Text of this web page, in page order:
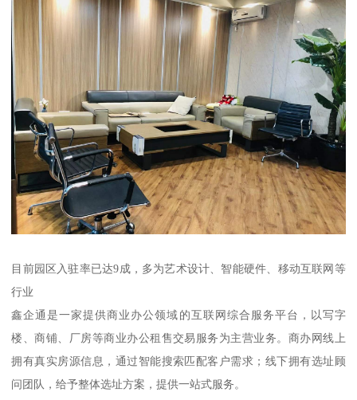
目前园区入驻率已达9成，多为艺术设计、智能硬件、移动互联网等
行业
鑫企通是一家提供商业办公领域的互联网综合服务平台，以写字
楼、商铺、厂房等商业办公租售交易服务为主营业务。商办网线上
拥有真实房源信息，通过智能搜索匹配客户需求；线下拥有选址顾
问团队，给予整体选址方案，提供一站式服务。